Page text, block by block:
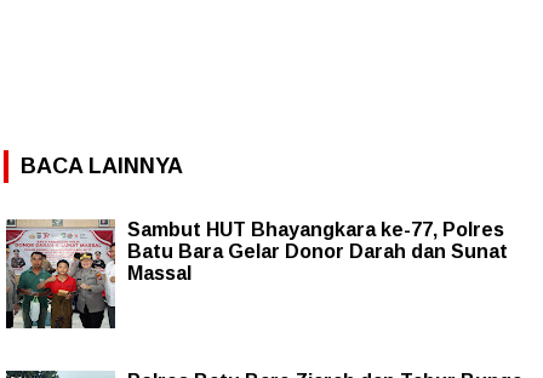
BACA LAINNYA
Sambut HUT Bhayangkara ke-77, Polres
Batu Bara Gelar Donor Darah dan Sunat
Massal